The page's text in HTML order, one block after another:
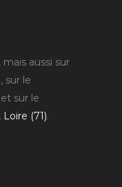
, mais aussi sur
, sur le
et sur le
(71).